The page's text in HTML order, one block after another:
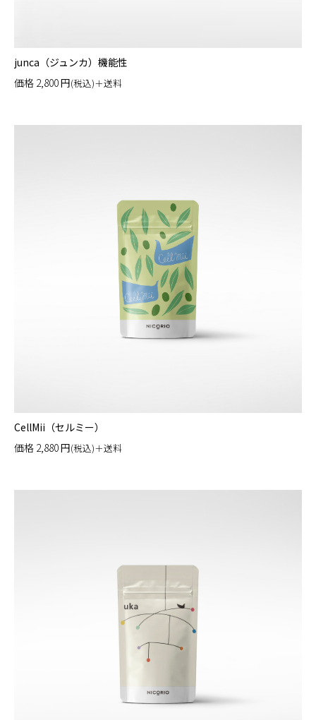
junca（ジュンカ）機能性
価格 2,800円(税込)＋送料
CellMii（セルミー）
価格 2,880円(税込)＋送料